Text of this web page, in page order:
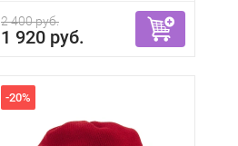
2 400 руб.
1 920 руб.
-20%